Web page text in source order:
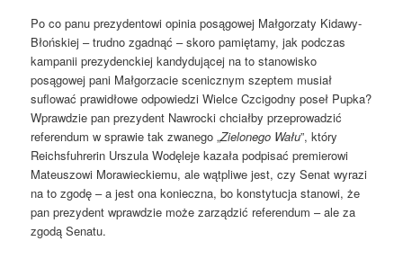
Po co panu prezydentowi opinia posągowej Małgorzaty Kidawy-
Błońskiej – trudno zgadnąć – skoro pamiętamy, jak podczas
kampanii prezydenckiej kandydującej na to stanowisko
posągowej pani Małgorzacie scenicznym szeptem musiał
suflować prawidłowe odpowiedzi Wielce Czcigodny poseł Pupka?
Wprawdzie pan prezydent Nawrocki chciałby przeprowadzić
referendum w sprawie tak zwanego „Zielonego Wału”, który
Reichsfuhrerin Urszula Wodęleje kazała podpisać premierowi
Mateuszowi Morawieckiemu, ale wątpliwe jest, czy Senat wyrazi
na to zgodę – a jest ona konieczna, bo konstytucja stanowi, że
pan prezydent wprawdzie może zarządzić referendum – ale za
zgodą Senatu.